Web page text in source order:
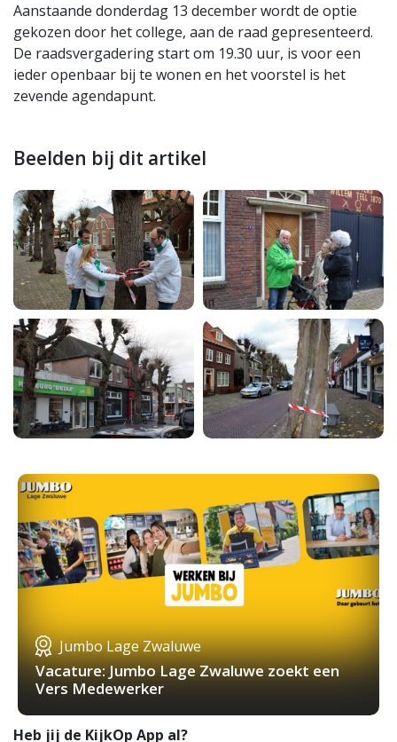
Aanstaande donderdag 13 december wordt de optie
gekozen door het college, aan de raad gepresenteerd.
De raadsvergadering start om 19.30 uur, is voor een
ieder openbaar bij te wonen en het voorstel is het
zevende agendapunt.
Beelden bij dit artikel
Jumbo Lage Zwaluwe
Vacature: Jumbo Lage Zwaluwe zoekt een
Vers Medewerker
Heb jij de KijkOp App al?